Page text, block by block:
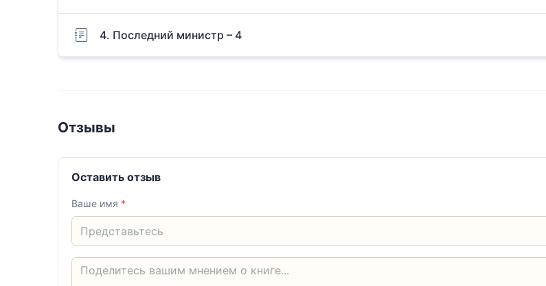
4. Последний министр – 4
Отзывы
Оставить отзыв
Ваше имя *